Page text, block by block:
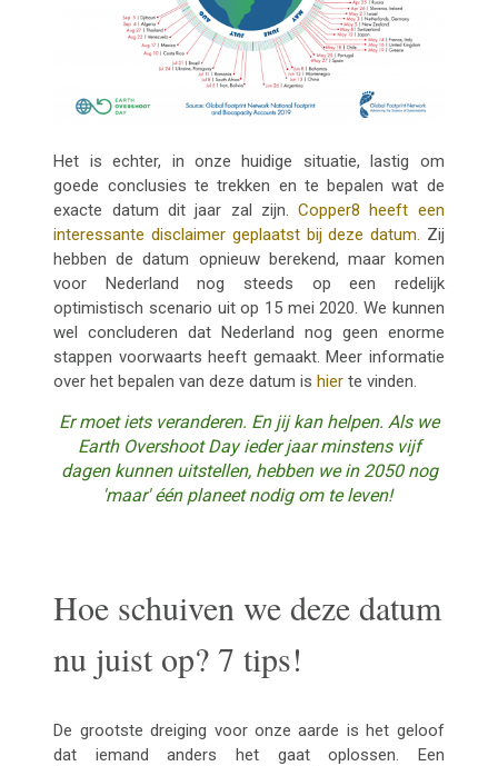
Het is echter, in onze huidige situatie, lastig om
goede conclusies te trekken en te bepalen wat de
exacte datum dit jaar zal zijn.Copper8 heeft een
interessante disclaimer geplaatst bij deze datum. Zij
hebben de datum opnieuw berekend, maar komen
voor Nederland nog steeds op een redelijk
optimistisch scenario uit op 15 mei 2020. We kunnen
wel concluderen dat Nederland nog geen enorme
stappen voorwaarts heeft gemaakt.Meer informatie
over het bepalen van deze datum ishier te vinden.
Er moet iets veranderen. En jij kan helpen. Als we
Earth Overshoot Day ieder jaar minstens vijf
dagen kunnen uitstellen, hebben we in 2050 nog
'maar' één planeet nodig om te leven!
Hoe schuiven we deze datum
nu juist op? 7 tips!
De grootste dreiging voor onze aarde is het geloof
dat iemand anders het gaat oplossen. Een